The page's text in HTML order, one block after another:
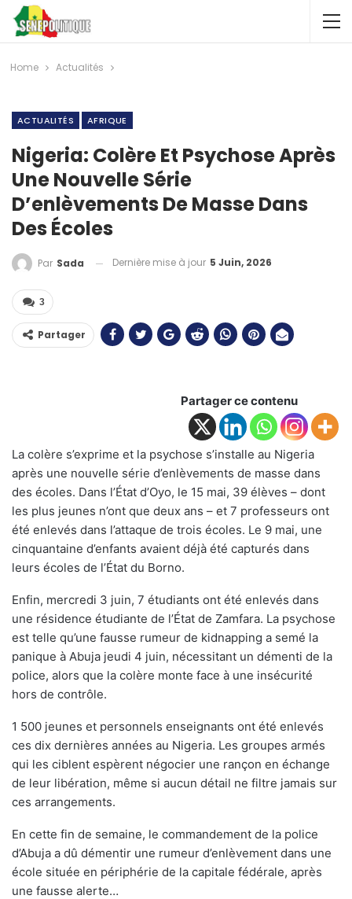
Home Actualités
ACTUALITÉS AFRIQUE
Nigeria: Colère Et Psychose Après
Une Nouvelle Série
D’enlèvements De Masse Dans
Des Écoles
Par Sada Dernière mise à jour 5 Juin, 2026
3
Partager
Partager ce contenu
La colère s’exprime et la psychose s’installe au Nigeria
après une nouvelle série d’enlèvements de masse dans
des écoles. Dans l’État d’Oyo, le 15 mai, 39 élèves – dont
les plus jeunes n’ont que deux ans – et 7 professeurs ont
été enlevés dans l’attaque de trois écoles. Le 9 mai, une
cinquantaine d’enfants avaient déjà été capturés dans
leurs écoles de l’État du Borno.
Enfin, mercredi 3 juin, 7 étudiants ont été enlevés dans
une résidence étudiante de l’État de Zamfara. La psychose
est telle qu’une fausse rumeur de kidnapping a semé la
panique à Abuja jeudi 4 juin, nécessitant un démenti de la
police, alors que la colère monte face à une insécurité
hors de contrôle.
1 500 jeunes et personnels enseignants ont été enlevés
ces dix dernières années au Nigeria. Les groupes armés
qui les ciblent espèrent négocier une rançon en échange
de leur libération, même si aucun détail ne filtre jamais sur
ces arrangements.
En cette fin de semaine, le commandement de la police
d’Abuja a dû démentir une rumeur d’enlèvement dans une
école située en périphérie de la capitale fédérale, après
une fausse alerte…